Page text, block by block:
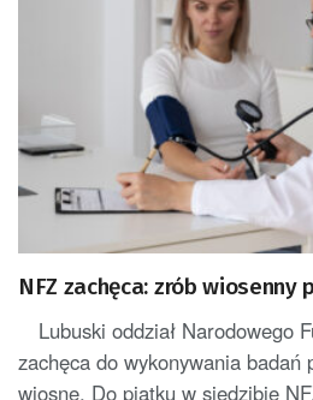
NFZ zachęca: zrób wiosenny
Lubuski oddział Narodowego
zachęca do wykonywania badań
wiosnę. Do piątku w siedzibie